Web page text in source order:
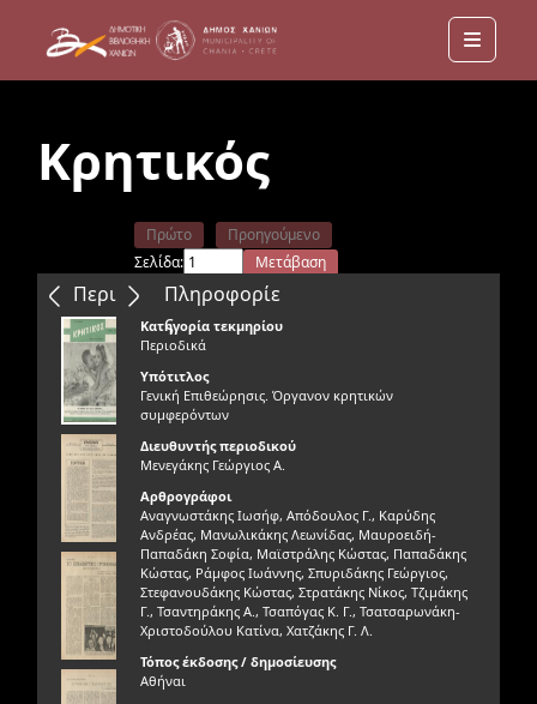
Menu
Κρητικός
Περιεχόμενα
Πρώτο
Προηγούμενο
Σελίδα:
Μετάβαση
Επόμενο
Τελευταίο
Πληροφορίε
ς
Κατηγορία τεκμηρίου
Περιοδικά
Υπότιτλος
Γενική Επιθεώρησις. Όργανον κρητικών
συμφερόντων
Διευθυντής περιοδικού
Μενεγάκης Γεώργιος Α.
Αρθρογράφοι
Αναγνωστάκης Ιωσήφ, Απόδουλος Γ., Καρύδης
Ανδρέας, Μανωλικάκης Λεωνίδας, Μαυροειδή-
Παπαδάκη Σοφία, Μαϊστράλης Κώστας, Παπαδάκης
Κώστας, Ράμφος Ιωάννης, Σπυριδάκης Γεώργιος,
Στεφανουδάκης Κώστας, Στρατάκης Νίκος, Τζιμάκης
Γ., Τσαντηράκης Α., Τσαπόγας Κ. Γ., Τσατσαρωνάκη-
Χριστοδούλου Κατίνα, Χατζάκης Γ. Λ.
Τόπος έκδοσης / δημοσίευσης
Αθήναι